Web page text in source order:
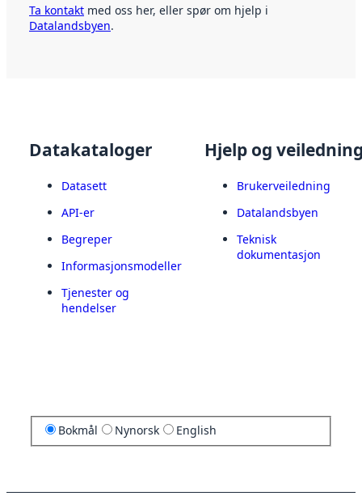
Ta kontakt med oss her, eller spør om hjelp i
Datalandsbyen.
Datakataloger
Datasett
API-er
Begreper
Informasjonsmodeller
Tjenester og
hendelser
Hjelp og
Brukerveiledning
Datalandsbyen
Teknisk
dokumentasjon
Bokmål Nynorsk English